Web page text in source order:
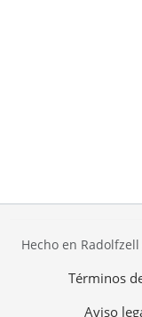
Hecho en
Términos
Aviso